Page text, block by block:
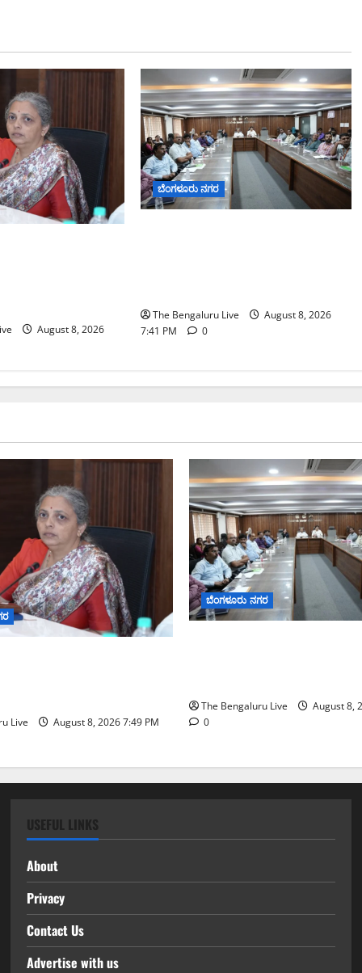
August 8, 2026
ಬೆಂಗಳೂರು ನಗರ
The Bengaluru Live
August 8, 2026
7:41 PM
0
Live
August 8, 2026 7:49 PM
ಬೆಂಗಳೂರು ನಗರ
The Bengaluru Live
August 8,
0
USEFUL LINKS
About
Privacy
Contact Us
Advertise with us